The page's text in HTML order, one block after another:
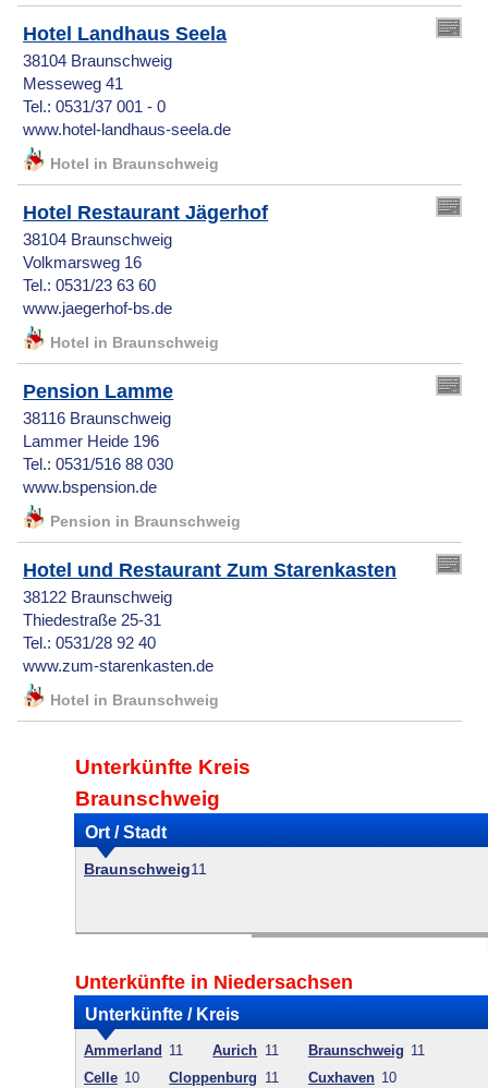
Hotel Landhaus Seela
38104 Braunschweig
Messeweg 41
Tel.: 0531/37 001 - 0
www.hotel-landhaus-seela.de
Hotel in Braunschweig
Hotel Restaurant Jägerhof
38104 Braunschweig
Volkmarsweg 16
Tel.: 0531/23 63 60
www.jaegerhof-bs.de
Hotel in Braunschweig
Pension Lamme
38116 Braunschweig
Lammer Heide 196
Tel.: 0531/516 88 030
www.bspension.de
Pension in Braunschweig
Hotel und Restaurant Zum Starenkasten
38122 Braunschweig
Thiedestraße 25-31
Tel.: 0531/28 92 40
www.zum-starenkasten.de
Hotel in Braunschweig
Unterkünfte Kreis
Braunschweig
Ort / Stadt
Braunschweig11
Unterkünfte in Niedersachsen
Unterkünfte / Kreis
Ammerland 11 Aurich 11 Braunschweig 11
Celle 10 Cloppenburg 11 Cuxhaven 10